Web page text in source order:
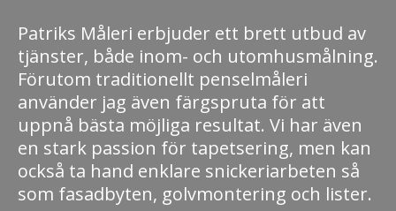
Patriks Måleri erbjuder ett brett utbud av
tjänster, både inom- och utomhusmålning.
Förutom traditionellt penselmåleri
använder jag även färgspruta för att
uppnå bästa möjliga resultat. Vi har även
en stark passion för tapetsering, men kan
också ta hand enklare snickeriarbeten så
som fasadbyten, golvmontering och lister.